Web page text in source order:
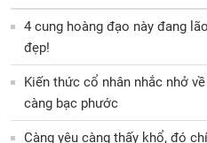
4 cung hoàng đạo này đang
đẹp!
Kiến thức cổ nhân nhắc nhở
càng bạc phước
Càng yêu càng thấy khổ, đó